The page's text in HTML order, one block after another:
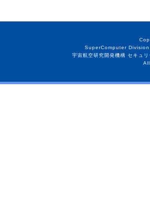
SuperComputer
宇宙航空研究開発機構 セキュ